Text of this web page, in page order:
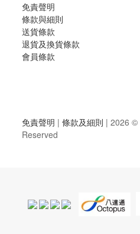
免責聲明
條款與細則
送貨條款
退貨及換貨條款
會員條款
免責聲明 | 條款及細則 | 2026 ©
Reserved